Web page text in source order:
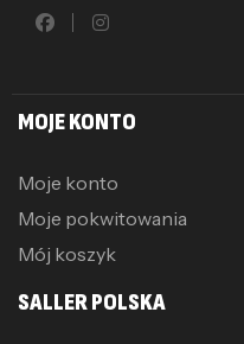
MOJE KONTO
Moje konto
Moje pokwitowania
Mój koszyk
SALLER POLSKA